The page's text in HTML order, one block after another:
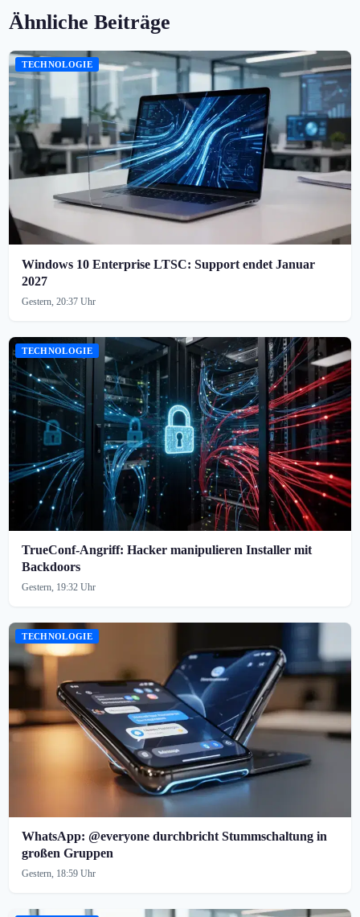
Ähnliche Beiträge
TECHNOLOGIE
Windows 10 Enterprise LTSC: Support endet Januar
2027
Gestern, 20:37 Uhr
TECHNOLOGIE
TrueConf-Angriff: Hacker manipulieren Installer mit
Backdoors
Gestern, 19:32 Uhr
TECHNOLOGIE
WhatsApp: @everyone durchbricht Stummschaltung in
großen Gruppen
Gestern, 18:59 Uhr